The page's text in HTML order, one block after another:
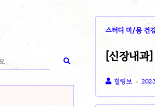
스터디 미/몸 건
[신장내과
힐링보